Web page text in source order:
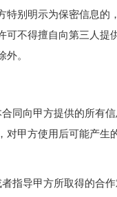
特别明示为保密信息的
可不得擅自向第三人提
外。
向甲方提供的所有信
对甲方使用后可能产生
导甲方所取得的合作